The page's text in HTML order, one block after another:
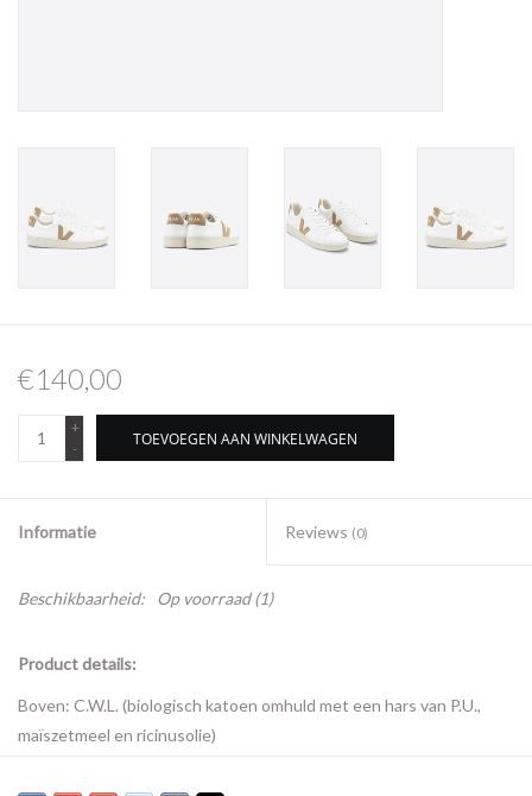
€140,00
+
-
TOEVOEGEN AAN WINKELWAGEN
Informatie Reviews (0)
Beschikbaarheid: Op voorraad(1)
Product details:
Boven: C.W.L. (biologisch katoen omhuld met een hars van P.U.,
maïszetmeel en ricinusolie)